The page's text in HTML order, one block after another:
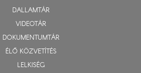
DALLAMTÁR
VIDEOTÁR
DOKUMENTUMTÁR
ÉLŐ KÖZVETÍTÉS
LELKISÉG